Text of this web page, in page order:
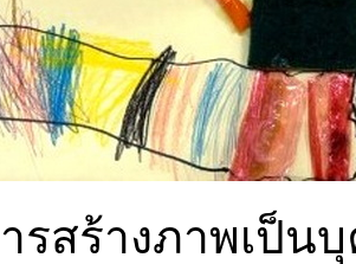
รสร้างภาพเป็น